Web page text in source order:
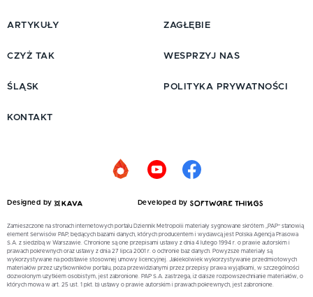
ARTYKUŁY
CZYŻ TAK
ŚLĄSK
ZAGŁĘBIE
WESPRZYJ NAS
POLITYKA PRYWATNOŚCI
KONTAKT
Designed by Developed by
Zamieszczone na stronach internetowych portalu Dziennik Metropolii materiały sygnowane skrótem „PAP” stanowią
element Serwisów PAP, będących bazami danych, których producentem i wydawcą jest Polska Agencja Prasowa
S.A. z siedzibą w Warszawie. Chronione są one przepisami ustawy z dnia 4 lutego 1994 r. o prawie autorskim i
prawach pokrewnych oraz ustawy z dnia 27 lipca 2001 r. o ochronie baz danych. Powyższe materiały są
wykorzystywane na podstawie stosownej umowy licencyjnej. Jakiekolwiek wykorzystywanie przedmiotowych
materiałów przez użytkowników portalu, poza przewidzianymi przez przepisy prawa wyjątkami, w szczególności
dozwolonym użytkiem osobistym, jest zabronione. PAP S.A. zastrzega, iż dalsze rozpowszechnianie materiałów, o
których mowa w art. 25 ust. 1 pkt. b) ustawy o prawie autorskim i prawach pokrewnych, jest zabronione.